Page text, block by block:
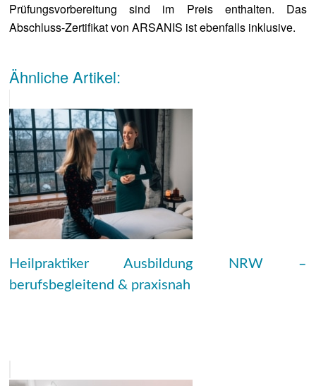
Prüfungsvorbereitung sind im Preis enthalten. Das
Abschluss-Zertifikat von ARSANIS ist ebenfalls inklusive.
Ähnliche Artikel:
Heilpraktiker Ausbildung NRW –
berufsbegleitend & praxisnah